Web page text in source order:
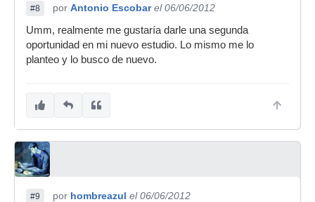
#8 por Antonio Escobar el 06/06/2012
Umm, realmente me gustaría darle una segunda
oportunidad en mi nuevo estudio. Lo mismo me lo
planteo y lo busco de nuevo.
#9 por hombreazul el 06/06/2012